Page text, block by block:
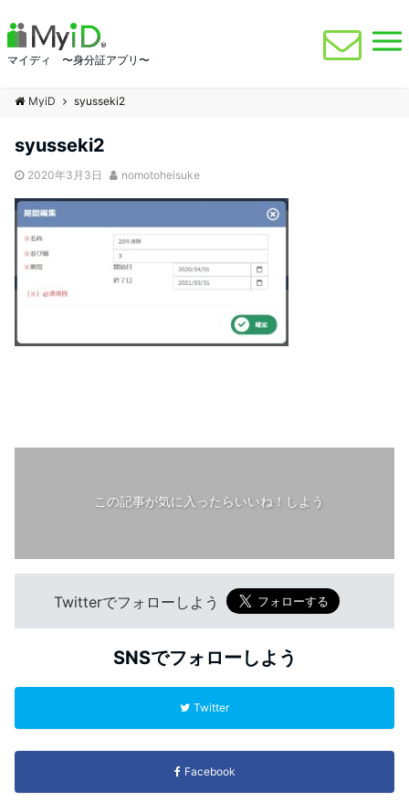
マイディ 〜身分証アプリ〜
MyiD syusseki2
syusseki2
2020年3月3日 nomotoheisuke
この記事が気に入ったらいいね！しよう
Twitterでフォローしよう
SNSでフォローしよう
Twitter
Facebook